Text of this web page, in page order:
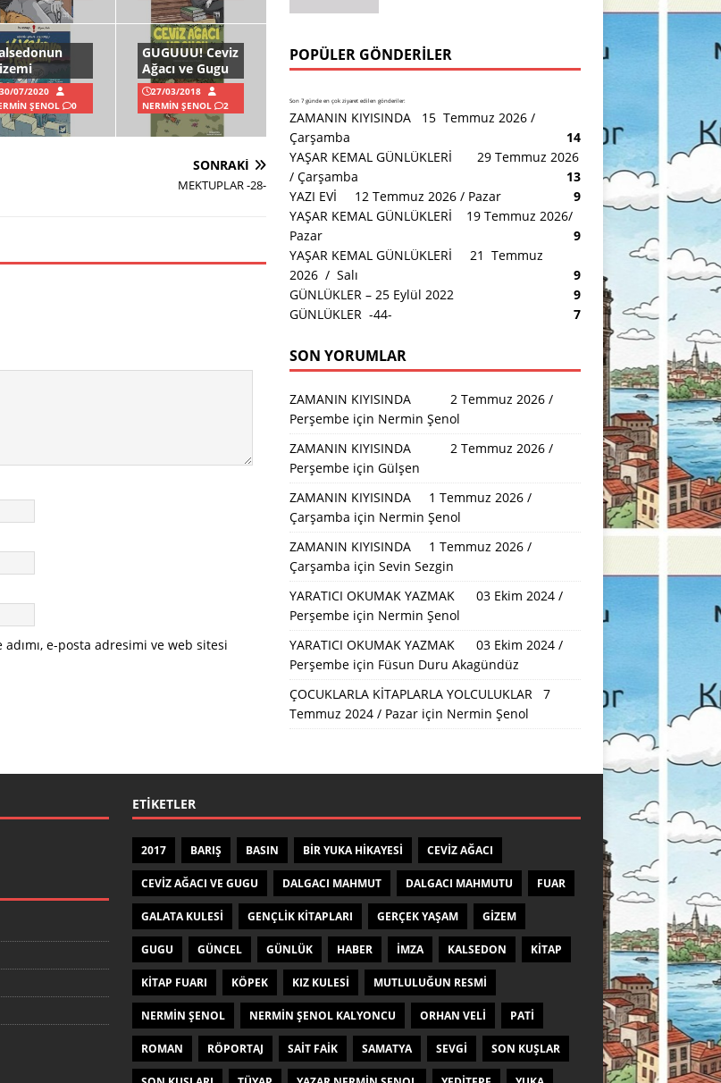
30/07/2020
ŞENOL
0
GUGUUU! Ceviz
Ağacı ve Gugu
27/03/2018
NERMIN ŞENOL
2
SONRAKI
MEKTUPLAR -28-
e-posta adresimi ve web sitesi
POPÜLER GÖNDERILER
Son 7 günde en çok ziyaret edilen gönderiler:
ZAMANIN KIYISINDA 15 Temmuz 2026 /
Çarşamba
14
YAŞAR KEMAL GÜNLÜKLERİ 29 Temmuz 2026
/ Çarşamba
13
YAZI EVİ 12 Temmuz 2026 / Pazar
9
YAŞAR KEMAL GÜNLÜKLERİ 19 Temmuz 2026/
Pazar
9
YAŞAR KEMAL GÜNLÜKLERİ 21 Temmuz
2026 / Salı
9
GÜNLÜKLER – 25 Eylül 2022
9
GÜNLÜKLER -44-
7
SON YORUMLAR
ZAMANIN KIYISINDA 2 Temmuz 2026 /
Perşembeiçin Nermin Şenol
ZAMANIN KIYISINDA 2 Temmuz 2026 /
Perşembeiçin Gülşen
ZAMANIN KIYISINDA 1 Temmuz 2026 /
Çarşamba için Nermin Şenol
ZAMANIN KIYISINDA 1 Temmuz 2026 /
Çarşamba için Sevin Sezgin
YARATICI OKUMAK YAZMAK 03 Ekim 2024 /
Perşembeiçin Nermin Şenol
YARATICI OKUMAK YAZMAK 03 Ekim 2024 /
Perşembeiçin Füsun Duru Akagündüz
ÇOCUKLARLA KİTAPLARLA YOLCULUKLAR 7
Temmuz 2024 / Pazariçin Nermin Şenol
ETIKETLER
2017 BARIŞ BASIN BIR YUKA HIKAYESI CEVIZ AĞACI
CEVIZ AĞACI VE GUGU DALGACI MAHMUT DALGACI MAHMUTU FUAR
GALATA KULESI GENÇLIK KITAPLARI GERÇEK YAŞAM GIZEM
GUGU GÜNCEL GÜNLÜK HABER IMZA KALSEDON KITAP
KITAP FUARI KÖPEK KIZ KULESI MUTLULUĞUN RESMI
NERMIN ŞENOL NERMIN ŞENOL KALYONCU ORHAN VELI PATI
ROMAN RÖPORTAJ SAIT FAIK SAMATYA SEVGI SON KUŞLAR